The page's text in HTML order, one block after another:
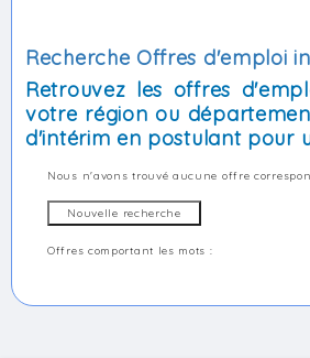
Recherche Offres d'emploi
Retrouvez les offres
votre région ou
d'intérim en postulant pour
Nous n'avons trouvé aucune offre
Offres comportant les mots :